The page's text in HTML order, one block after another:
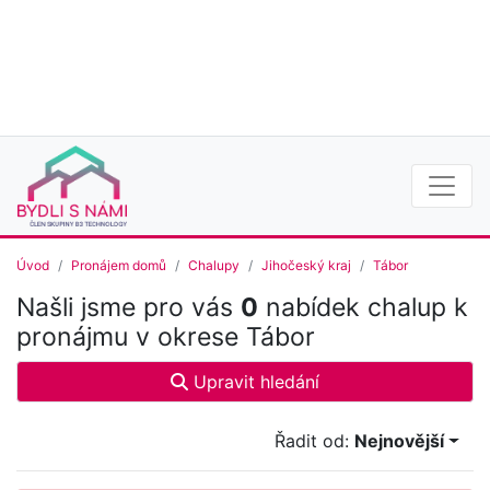
Úvod Pronájem domů Chalupy Jihočeský kraj Tábor
Našli jsme pro vás 0 nabídek chalup k
pronájmu v okrese Tábor
Upravit hledání
Řadit od: Nejnovější